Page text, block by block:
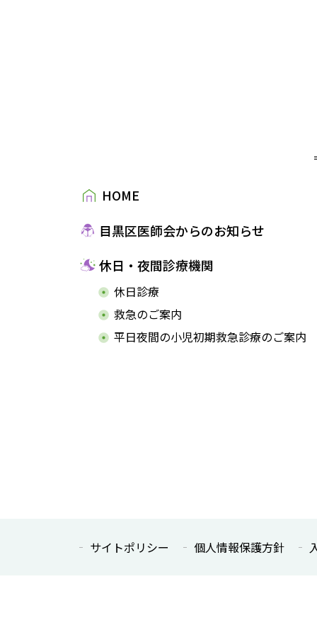
HOME
目黒区医師会からのお知らせ
休日・夜間診療機関
休日診療
救急のご案内
平日夜間の小児初期救急診療のご案内
サイトポリシー 個人情報保護方針